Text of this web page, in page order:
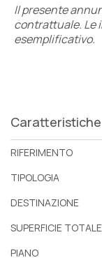
Il presente
contrattuale. Le
esemplificativo.
Caratteristiche
RIFERIMENTO
TIPOLOGIA
DESTINAZIONE
SUPERFICIE TOTALE
PIANO